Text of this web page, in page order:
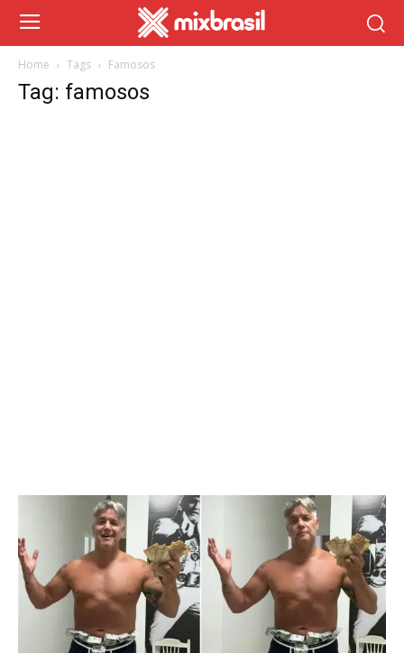
Home Tags Famosos
Tag: famosos